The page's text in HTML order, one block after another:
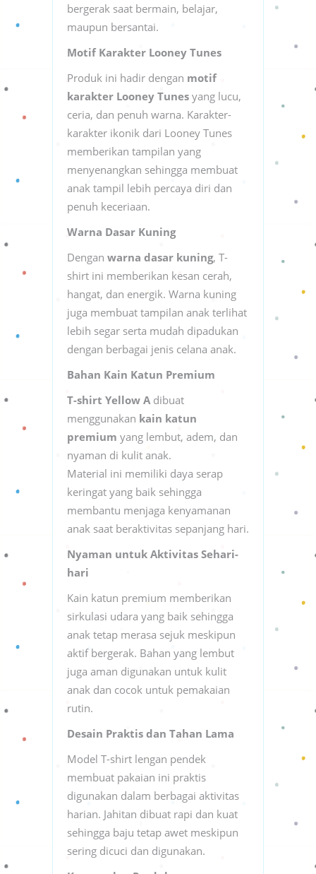
bergerak saat bermain, belajar,
maupun bersantai.
Motif Karakter Looney Tunes
Produk ini hadir dengan motif
karakter Looney Tunes yang lucu,
ceria, dan penuh warna. Karakter-
karakter ikonik dari Looney Tunes
memberikan tampilan yang
menyenangkan sehingga membuat
anak tampil lebih percaya diri dan
penuh keceriaan.
Warna Dasar Kuning
Dengan warna dasar kuning, T-
shirt ini memberikan kesan cerah,
hangat, dan energik. Warna kuning
juga membuat tampilan anak terlihat
lebih segar serta mudah dipadukan
dengan berbagai jenis celana anak.
Bahan Kain Katun Premium
T-shirt Yellow A dibuat
menggunakan kain katun
premium yang lembut, adem, dan
nyaman di kulit anak.
Material ini memiliki daya serap
keringat yang baik sehingga
membantu menjaga kenyamanan
anak saat beraktivitas sepanjang hari.
Nyaman untuk Aktivitas Sehari-
hari
Kain katun premium memberikan
sirkulasi udara yang baik sehingga
anak tetap merasa sejuk meskipun
aktif bergerak. Bahan yang lembut
juga aman digunakan untuk kulit
anak dan cocok untuk pemakaian
rutin.
Desain Praktis dan Tahan Lama
Model T-shirt lengan pendek
membuat pakaian ini praktis
digunakan dalam berbagai aktivitas
harian. Jahitan dibuat rapi dan kuat
sehingga baju tetap awet meskipun
sering dicuci dan digunakan.